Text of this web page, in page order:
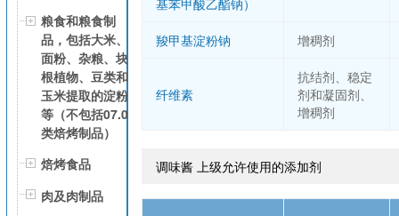
粮食和粮食制
品，包括大米、
面粉、杂粮、块
根植物、豆类和
玉米提取的淀粉
等（不包括07.0
类焙烤制品）
焙烤食品
肉及肉制品
基苯甲酸乙酯钠）
羧甲基淀粉钠 增稠剂
纤维素
抗结剂、稳定
剂和凝固剂、
增稠剂
调味酱 上级允许使用的添加剂